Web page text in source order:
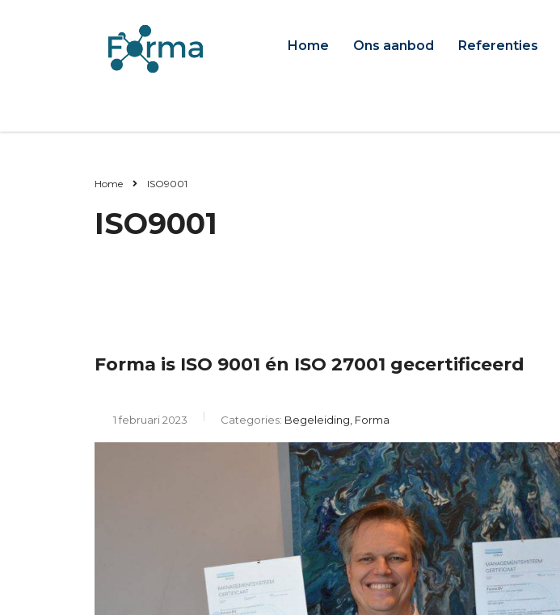
Home Ons aanbod Referenties
Home ISO9001
ISO9001
Forma is ISO 9001 én ISO 27001 gecertificeerd
1 februari 2023 Categories: Begeleiding, Forma